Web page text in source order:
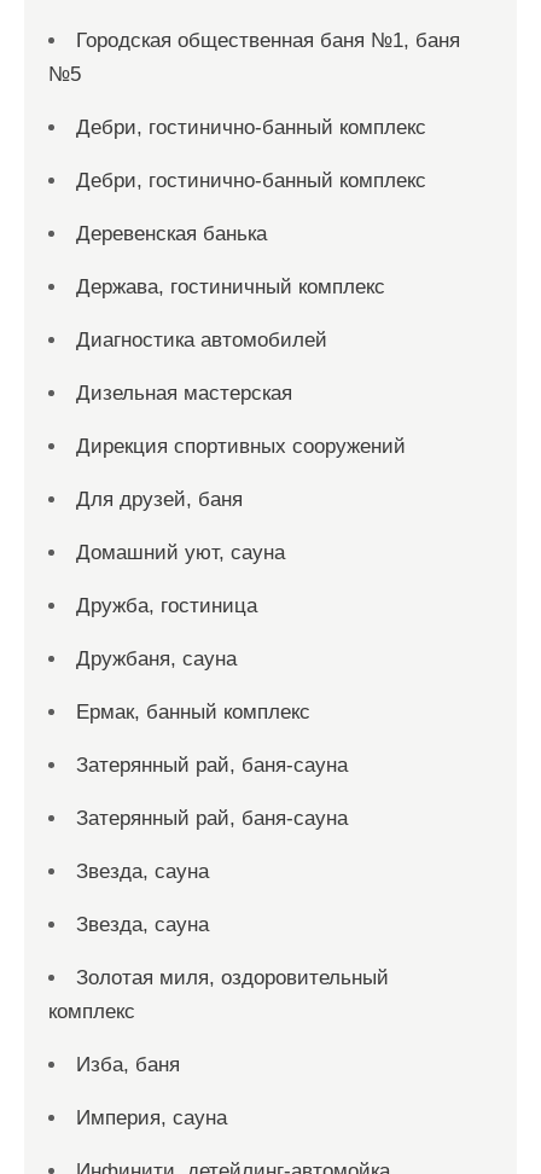
Городская общественная баня №1, баня
№5
Дебри, гостинично-банный комплекс
Дебри, гостинично-банный комплекс
Деревенская банька
Держава, гостиничный комплекс
Диагностика автомобилей
Дизельная мастерская
Дирекция спортивных сооружений
Для друзей, баня
Домашний уют, сауна
Дружба, гостиница
Дружбаня, сауна
Ермак, банный комплекс
Затерянный рай, баня-сауна
Затерянный рай, баня-сауна
Звезда, сауна
Звезда, сауна
Золотая миля, оздоровительный
комплекс
Изба, баня
Империя, сауна